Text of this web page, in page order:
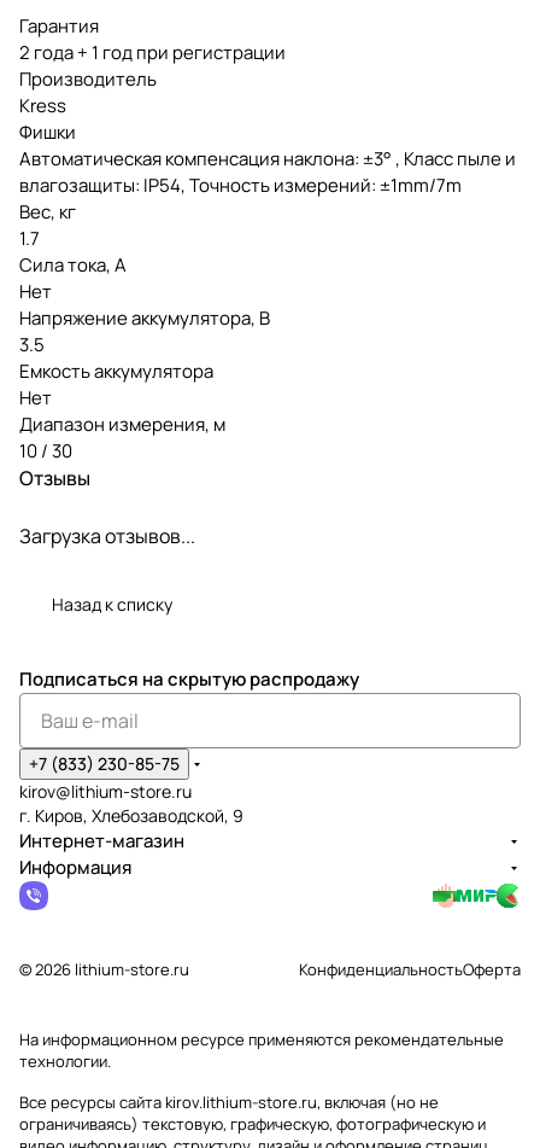
Гарантия
2 года + 1 год при регистрации
Производитель
Kress
Фишки
Автоматическая компенсация наклона: ±3° , Класс пыле и
влагозащиты: IP54, Точность измерений: ±1mm/7m
Вес, кг
1.7
Сила тока, А
Нет
Напряжение аккумулятора, В
3.5
Емкость аккумулятора
Нет
Диапазон измерения, м
10 / 30
Отзывы
Загрузка отзывов...
Назад к списку
Подписаться на скрытую распродажу
+7 (833) 230-85-75
kirov@lithium-store.ru
г. Киров, Хлебозаводской, 9
Интернет-магазин
Информация
© 2026 lithium-store.ru КонфиденциальностьОферта
На информационном ресурсе применяютсярекомендательные
технологии.
Все ресурсы сайта kirov.lithium-store.ru, включая (но не
ограничиваясь) текстовую, графическую, фотографическую и